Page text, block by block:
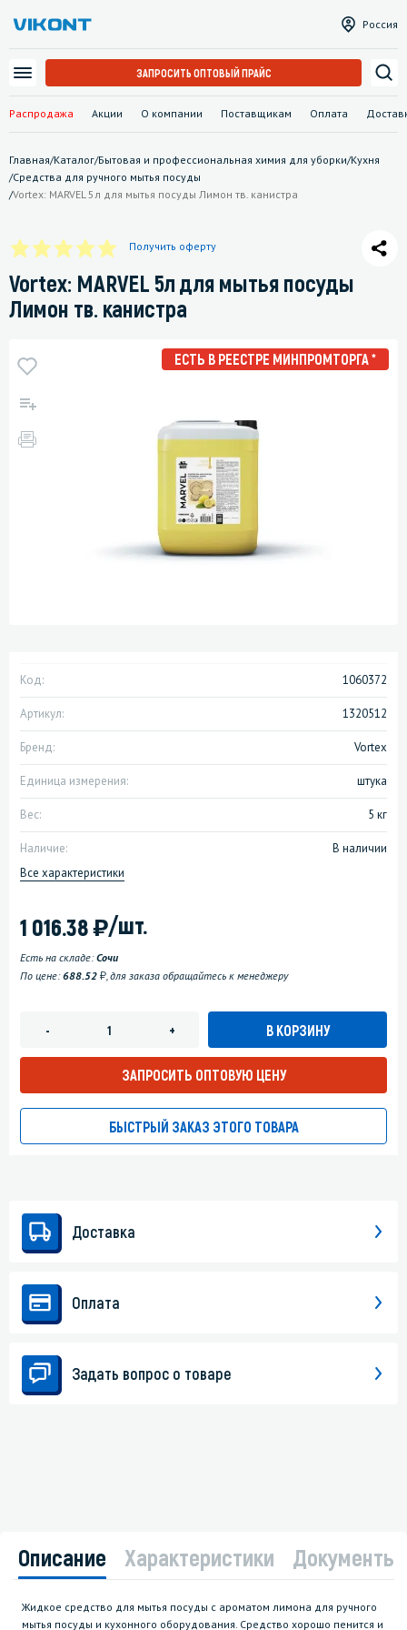
Распродажа Акции О компании Поставщикам Оплата
Россия
ЗАПРОСИТЬ ОПТОВЫЙ ПРАЙС
Главная/Каталог/Бытовая и профессиональная химия для уборки/Кухня
/Средства для ручного мытья посуды
/Vortex: MARVEL 5л для мытья посуды Лимон тв. канистра
Получить оферту
Vortex: MARVEL 5л для мытья посуды
Лимон тв. канистра
ЕСТЬ В РЕЕСТРЕ МИНПРОМТОРГА *
Код: 1060372
Артикул: 1320512
Бренд: Vortex
Единица измерения: штука
Вес: 5 кг
Наличие:
В наличии
Все характеристики
1 016.38)/шт.
Есть на складе:Сочи
По цене:688.52 у, для заказа обращайтесь к менеджеру
- + В КОРЗИНУ
ЗАПРОСИТЬ ОПТОВУЮ ЦЕНУ
БЫСТРЫЙ ЗАКАЗ ЭТОГО ТОВАРА
Доставка
Оплата
Задать вопрос о товаре
Описание Характеристики Документы
Жидкое средство для мытья посуды с ароматом лимона для ручного
мытья посуды и кухонного оборудования. Средство хорошо пенится и